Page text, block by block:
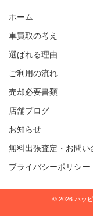
ホーム
車買取の考え
選ばれる理由
ご利用の流れ
売却必要書類
店舗ブログ
お知らせ
無料出張査定・お問い
プライバシーポリシー
© 2026 ハッ